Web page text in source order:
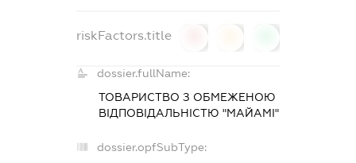
riskFactors.title
dossier.fullName:
ТОВАРИСТВО З ОБМЕЖЕНОЮ
ВІДПОВІДАЛЬНІСТЮ "МАЙАМІ"
dossier.opfSubType: